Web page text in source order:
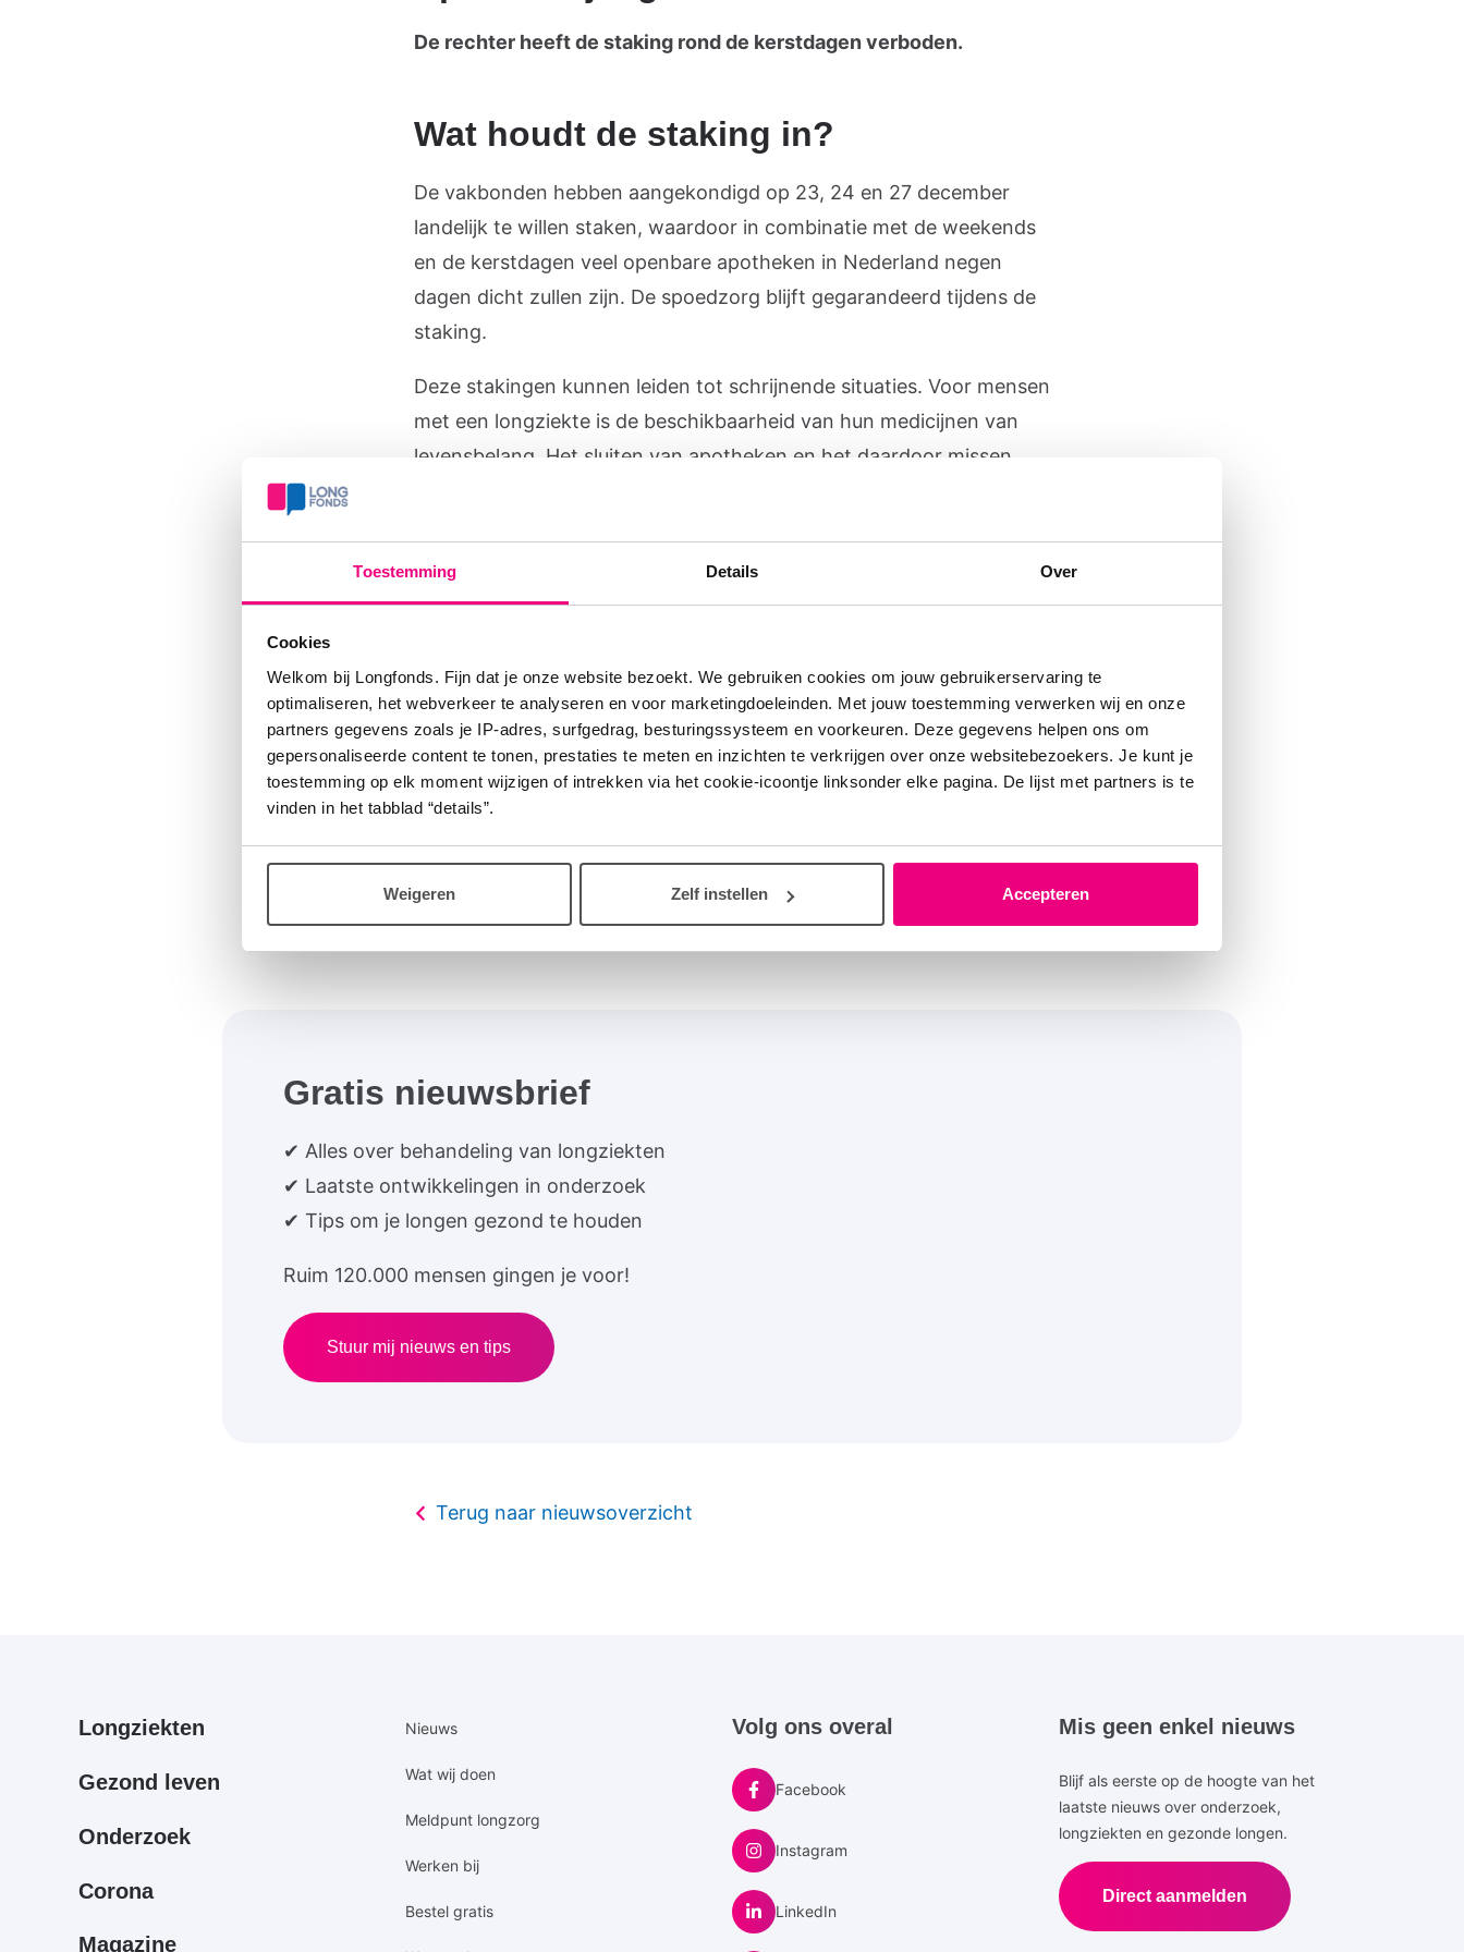
Toestemming Details Over
Cookies
Welkom bij Longfonds. Fijn dat je onze website bezoekt. We gebruiken cookies om jouw gebruikerservaring te
optimaliseren, het webverkeer te analyseren en voor marketingdoeleinden. Met jouw toestemming verwerken wij en onze
partners gegevens zoals je IP-adres, surfgedrag, besturingssysteem en voorkeuren. Deze gegevens helpen ons om
gepersonaliseerde content te tonen, prestaties te meten en inzichten te verkrijgen over onze websitebezoekers. Je kunt je
toestemming op elk moment wijzigen of intrekken via het cookie-icoontje linksonder elke pagina. De lijst met partners is te
vinden in het tabblad “details”.
Weigeren Zelf instellen Accepteren
De rechter heeft de staking rond de kerstdagen verboden.
Wat houdt de staking in?
De vakbonden hebben aangekondigd op 23, 24 en 27 december
landelijk te willen staken, waardoor in combinatie met de weekends
en de kerstdagen veel openbare apotheken in Nederland negen
dagen dicht zullen zijn. De spoedzorg blijft gegarandeerd tijdens de
staking.
Deze stakingen kunnen leiden tot schrijnende situaties. Voor mensen
met een longziekte is de beschikbaarheid van hun medicijnen van
levensbelang. Het sluiten van apotheken en het daardoor missen
komt bovenop de stress en onzekerheid die mensen met een
partijen met klem op om snel tot een oplossing te komen.
Kort geding
geding aangespannen om de aangekondigde staking van de baan te
krijgen. Dit kort geding dient vandaag, donderdag 19 december.
Gratis nieuwsbrief
✔ Alles over behandeling van longziekten
✔ Laatste ontwikkelingen in onderzoek
✔ Tips om je longen gezond te houden
Ruim 120.000 mensen gingen je voor!
Stuur mij nieuws en tips
Terug naar nieuwsoverzicht
Primair
Longziekten
Gezond leven
Onderzoek
Corona
Magazine
Secundaire
Nieuws
Wat wij doen
Meldpunt longzorg
Werken bij
Bestel gratis
Volg ons overal
Facebook
Instagram
LinkedIn
Mis geen enkel nieuws
Blijf als eerste op de hoogte van het
laatste nieuws over onderzoek,
longziekten en gezonde longen.
Direct aanmelden